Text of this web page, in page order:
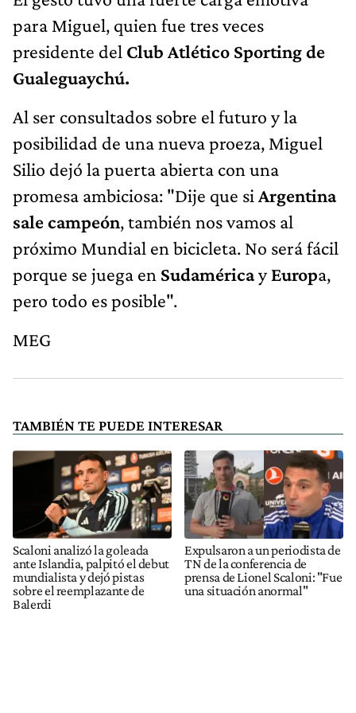
para Miguel, quien fue tres veces
presidente del Club Atlético Sporting de
Gualeguaychú.
Al ser consultados sobre el futuro y la
posibilidad de una nueva proeza, Miguel
Silio dejó la puerta abierta con una
promesa ambiciosa: "Dije que si Argentina
sale campeón, también nos vamos al
próximo Mundial en bicicleta. No será fácil
porque se juega en SudaméricayEuropa,
pero todo es posible".
MEG
TAMBIÉN TE PUEDE INTERESAR
Scaloni analizó la goleada
ante Islandia, palpitó el debut
mundialista y dejó pistas
sobre el reemplazante de
Balerdi
Expulsaron a un periodista de
TN de la conferencia de
prensa de Lionel Scaloni: "Fue
una situación anormal"